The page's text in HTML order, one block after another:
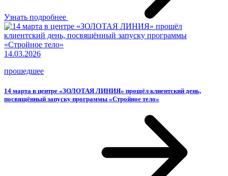
Узнать подробнее
14.03.2026
прошедшее
14 марта в центре «ЗОЛОТАЯ ЛИНИЯ» прошёл клиентский день,
посвящённый запуску программы «Стройное тело»